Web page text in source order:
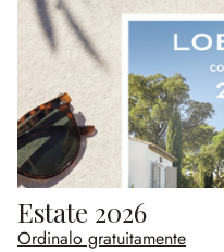
Estate 2026
Ordinalo gratuitamente